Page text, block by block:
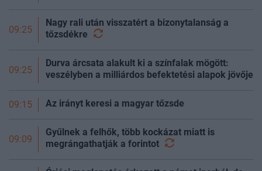
09:25
Nagy rali után visszatért a bizonytalanság a
tőzsdékre
09:25
Durva árcsata alakult ki a színfalak mögött:
veszélyben a milliárdos befektetési alapok jövője
09:15 Az irányt keresi a magyar tőzsde
09:09
Gyűlnek a felhők, több kockázat miatt is
megrángathatják a forintot